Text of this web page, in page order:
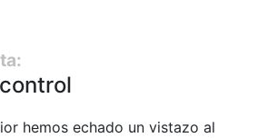
hemos echado un vistazo al